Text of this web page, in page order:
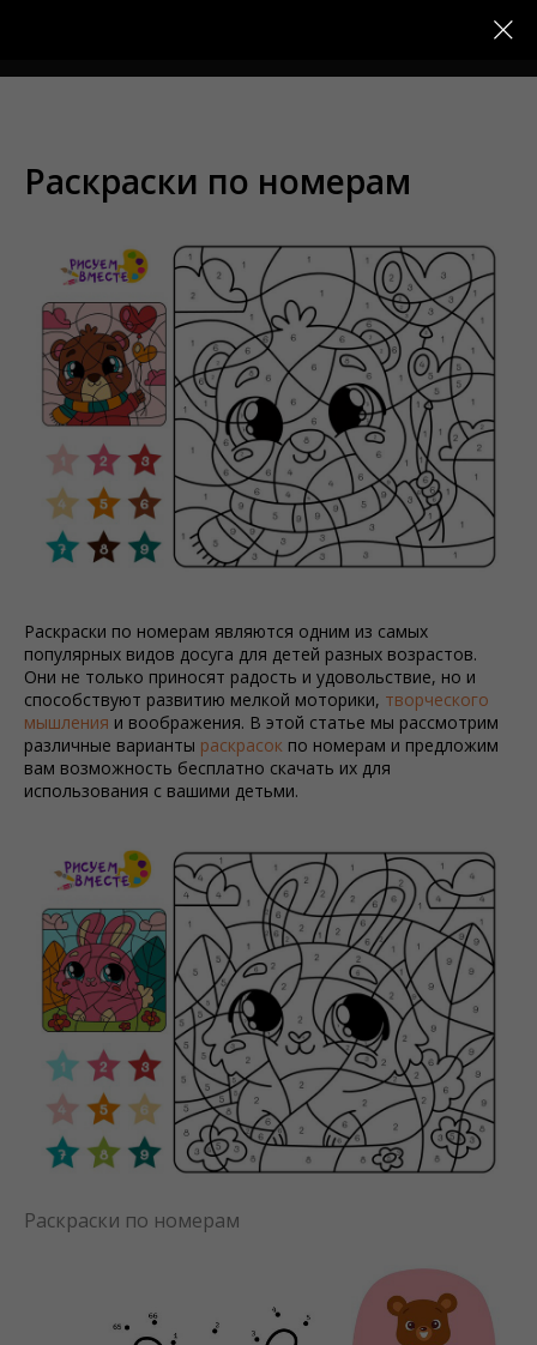
Раскраски по номерам
Раскраски по номерам являются одним из самых
популярных видов досуга для детей разных возрастов.
Они не только приносят радость и удовольствие, но и
способствуют развитию мелкой моторики, творческого
мышления и воображения. В этой статье мы рассмотрим
различные варианты раскрасок по номерам и предложим
вам возможность бесплатно скачать их для
использования с вашими детьми.
Раскраски по номерам